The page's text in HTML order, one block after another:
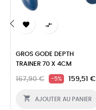
 
GROS GODE DEPTH
TRAINER 70 X 4CM
167,90 € -5% 159,51 €
 AJOUTER AU PANIER